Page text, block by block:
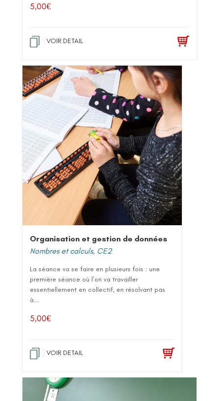
5,00€
VOIR DETAIL
Organisation et gestion de données
Nombres et calculs, CE2
La séance va se faire en plusieurs fois : une
première séance où l’on va travailler
essentiellement en collectif, en résolvant pas
à...
5,00€
VOIR DETAIL